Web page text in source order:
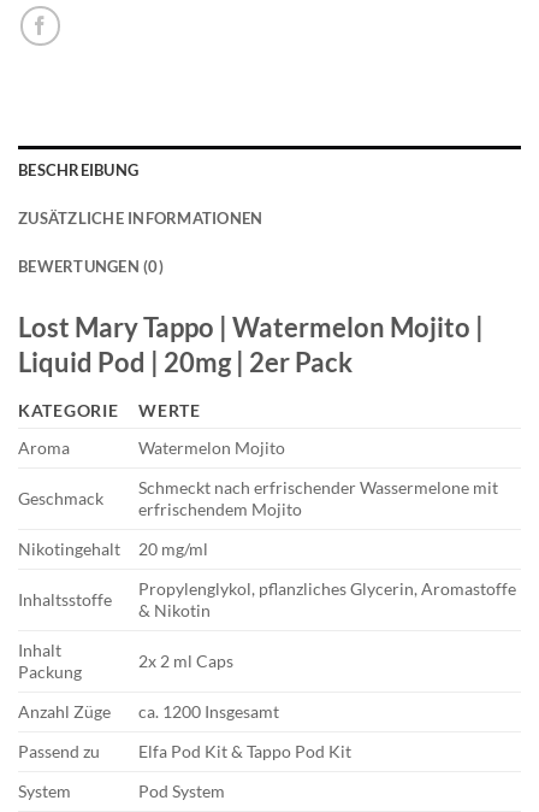
BESCHREIBUNG
ZUSÄTZLICHE INFORMATIONEN
BEWERTUNGEN (0)
Lost Mary Tappo | Watermelon Mojito |
Liquid Pod | 20mg | 2er Pack
KATEGORIE
WERTE
Aroma
Watermelon Mojito
Geschmack
Schmeckt nach erfrischender Wassermelone mit
erfrischendem Mojito
Nikotingehalt
20 mg/ml
Inhaltsstoffe
Propylenglykol, pflanzliches Glycerin, Aromastoffe
& Nikotin
Inhalt
Packung
2x 2 ml Caps
Anzahl Züge
ca. 1200 Insgesamt
Passend zu
Elfa Pod Kit & Tappo Pod Kit
System
Pod System